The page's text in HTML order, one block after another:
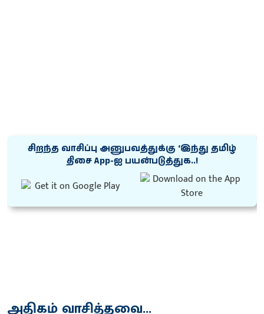
சிறந்த வாசிப்பு அனுபவத்துக்கு ‘இந்து தமிழ்
திசை App-ஐ பயன்படுத்துக..!
அதிகம் வாசித்தவை...